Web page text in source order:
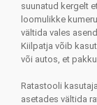
suunatud kergelt
loomulikke
vältida vales
Kiilpatja võib
või autos, et
Ratastooli
asetades vältida